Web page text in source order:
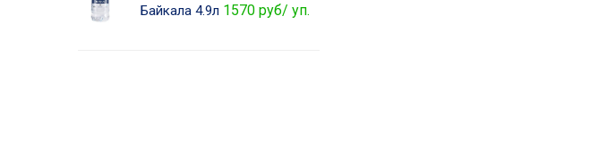
Байкала 4.9л 1570 руб/ уп.